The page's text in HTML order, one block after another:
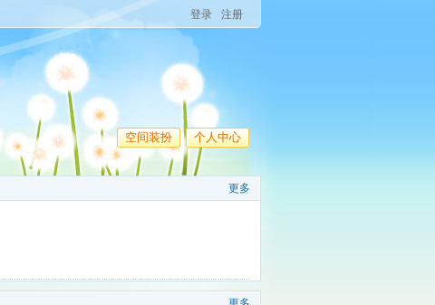
登录 注册
空间装扮 个人中心
更多